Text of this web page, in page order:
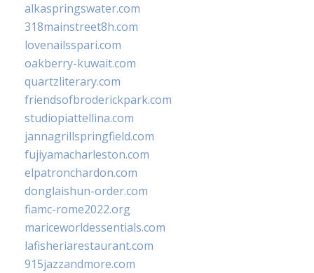
alkaspringswater.com
318mainstreet8h.com
lovenailsspari.com
oakberry-kuwait.com
quartzliterary.com
friendsofbroderickpark.com
studiopiattellina.com
jannagrillspringfield.com
fujiyamacharleston.com
elpatronchardon.com
donglaishun-order.com
fiamc-rome2022.org
mariceworldessentials.com
lafisheriarestaurant.com
915jazzandmore.com